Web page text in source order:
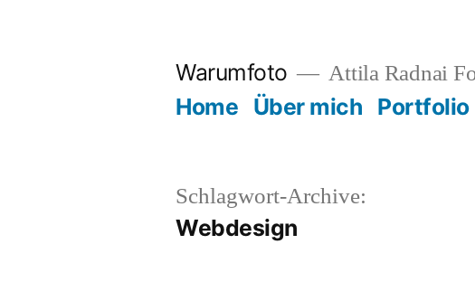
Warumfoto Attila Radnai
Home Über mich Portfolio
Schlagwort-Archive:
Webdesign